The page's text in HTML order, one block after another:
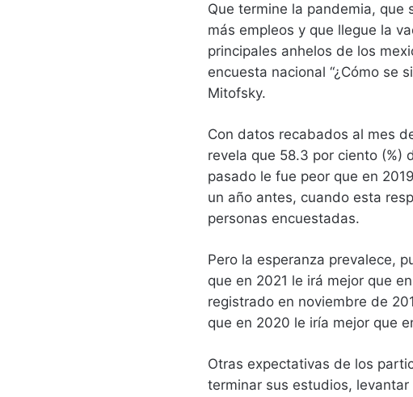
Que termine la pandemia, que
más empleos y que llegue la
principales anhelos de los
encuesta nacional “¿Cómo se
Mitofsky.
Con datos recabados al mes
revela que 58.3 por ciento (%)
pasado le fue peor que en
un año antes, cuando esta
personas encuestadas.
Pero la esperanza prevalece,
que en 2021 le irá mejor que
registrado en noviembre de
que en 2020 le iría mejor que
Otras expectativas de los
terminar sus estudios,